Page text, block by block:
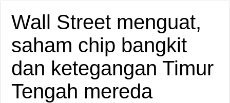
Wall Street menguat,
saham chip bangkit
dan ketegangan Timur
Tengah mereda